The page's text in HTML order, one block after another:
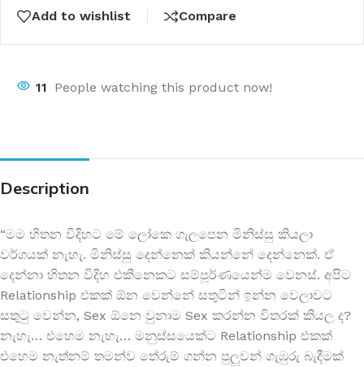
Add to wishlist Compare
11 People watching this product now!
Description
“මම හිතන විදිහට මේ ලෝකෙ ගැලපෙන මිනිස්සු කියලා
වර්ගයක් නැහැ. මිනිස්සු දෙන්නෙක් කියන්නේ දෙන්නෙක්. ඒ
දෙන්නා හිතන විදිහ එකිනෙකට සම්පූර්ණයෙන්ම වෙනස්. අපිට
Relationship එකක් ඕන වෙන්නේ සතුටින් ඉන්න වෙලාවට
සතුටු වෙන්න, Sex ඕනෙ වුනාම Sex කරන්න විතරක් කියල ද?
නැහැ… එහෙම නැහැ… මනුස්සයෙක්ට Relationship එකක්
එහෙම නැත්නම් තමන්ව තේරුම් ගන්න පුලුවන් ගැඹුරු බැදීමක්